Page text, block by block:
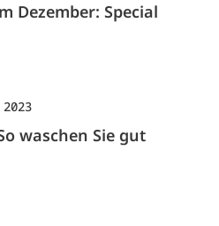
Dezember: Special
waschen Sie gut